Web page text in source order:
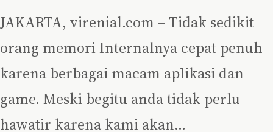
JAKARTA, virenial.com – Tidak sedikit
orang memori Internalnya cepat penuh
karena berbagai macam aplikasi dan
game. Meski begitu anda tidak perlu
hawatir karena kami akan…